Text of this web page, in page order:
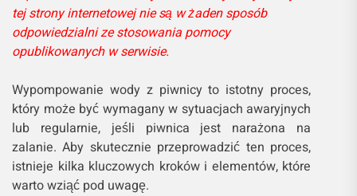
tej strony internetowej nie są w żaden sposób
odpowiedzialni ze stosowania pomocy
opublikowanych w serwisie.
Wypompowanie wody z piwnicy to istotny proces,
który może być wymagany w sytuacjach awaryjnych
lub regularnie, jeśli piwnica jest narażona na
zalanie. Aby skutecznie przeprowadzić ten proces,
istnieje kilka kluczowych kroków i elementów, które
warto wziąć pod uwagę.